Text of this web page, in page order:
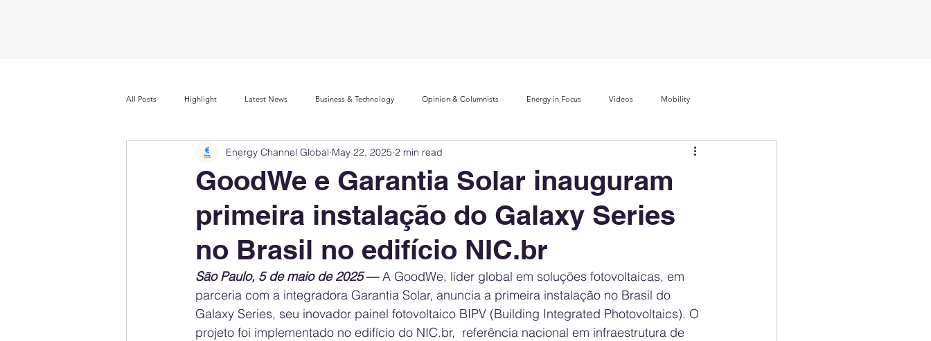
All Posts Highlight Latest News Business & Technology Opinion & Columnists Energy in Focus Videos Mobility
Company Rankings Market Leaders Innovation Index Sustainability & ESG Index Electric Mobility Ranking
Energy Storage Ranking United States Policy Public Policy Energy Policy Brand Perception Consumer Choice
Financial Markets Companies Corporate Strategy
GoodWe e Garantia Solar inauguram
primeira instalação do Galaxy Series
no Brasil no edifício NIC.br
Energy Channel Global May 22, 2025 2 min read
São Paulo, 5 de maio de 2025 — A GoodWe, líder global em soluções fotovoltaicas, em
parceria com a integradora Garantia Solar, anuncia a primeira instalação no Brasil do
Galaxy Series, seu inovador painel fotovoltaico BIPV (Building Integrated Photovoltaics). O
projeto foi implementado no edifício do NIC.br,  referência nacional em infraestrutura de